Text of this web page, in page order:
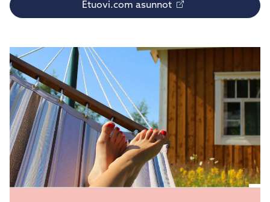
Etuovi.com asunnot